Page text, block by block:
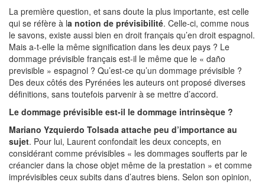
La première question, et sans doute la plus importante, est celle
qui se réfère à la notion de prévisibilité. Celle-ci, comme nous
le savons, existe aussi bien en droit français qu’en droit espagnol.
Mais a-t-elle la même signification dans les deux pays ? Le
dommage prévisible français est-il le même que le « daño
previsible » espagnol ? Qu’est-ce qu’un dommage prévisible ?
Des deux côtés des Pyrénées les auteurs ont proposé diverses
définitions, sans toutefois parvenir à se mettre d’accord.
Le dommage prévisible est-il le dommage intrinsèque ?
Mariano Yzquierdo Tolsada attache peu d’importance au
sujet. Pour lui, Laurent confondait les deux concepts, en
considérant comme prévisibles « les dommages soufferts par le
créancier dans la chose objet même de la prestation » et comme
imprévisibles ceux subits dans d’autres biens. Selon son opinion,